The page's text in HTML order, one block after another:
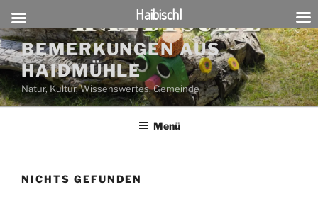
Zum
Inhalt
springen
BEMERKUNGEN AUS
HAIDMÜHLE
Natur, Kultur, Wissenswertes, Gemeinde
Menü
NICHTS GEFUNDEN
Haibischl